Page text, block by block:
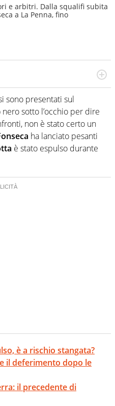
e arbitri. Dalla squalifi subita
a La Penna, fino
campo per vivere ogni evento
Passione smisurata per il
Il pallone è una cosa
sono presentati sul
sotto l’occhio per dire
non è stato certo un
ha lanciato pesanti
è stato espulso durante
è a rischio stangata?
il deferimento dopo le
il precedente di